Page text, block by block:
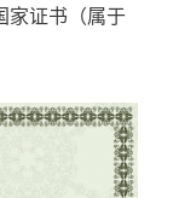
家证书（属于